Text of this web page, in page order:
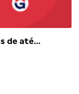
de até…